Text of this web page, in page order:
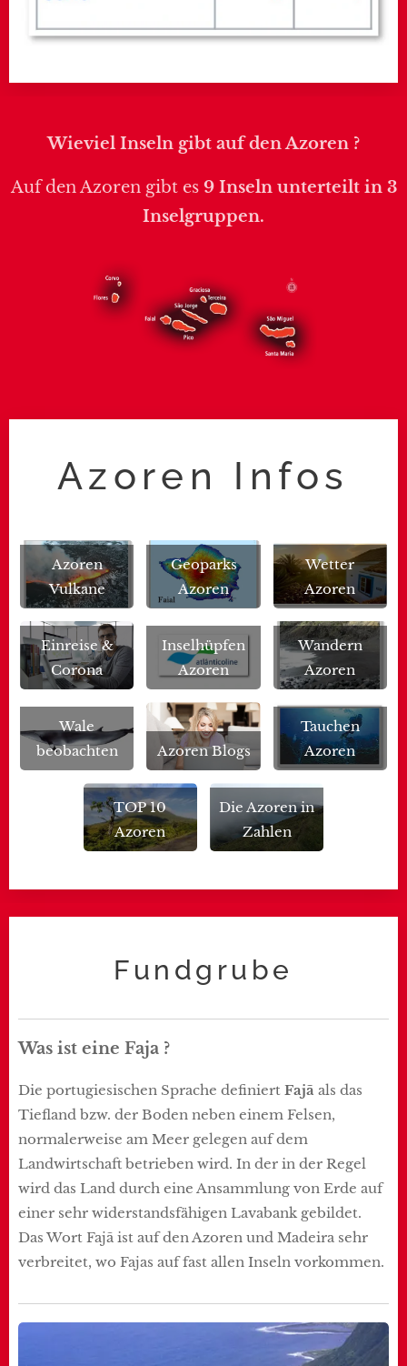
Wieviel Inseln gibt auf den Azoren ?
Auf den Azoren gibt es9 Inseln unterteilt in 3
Inselgruppen.
Azoren Infos
Azoren
Vulkane
Geoparks
Azoren
Wetter
Azoren
Einreise &
Corona
Inselhüpfen
Azoren
Wandern
Azoren
Wale
beobachten
Azoren Blogs
Tauchen
Azoren
TOP 10
Azoren
Die Azoren in
Zahlen
Fundgrube
Was ist eine Faja ?
Die portugiesischen Sprache definiert Fajã als das
Tiefland bzw. der Boden neben einem Felsen,
normalerweise am Meer gelegen auf dem
Landwirtschaft betrieben wird. In der in der Regel
wird das Land durch eine Ansammlung von Erde auf
einer sehr widerstandsfähigen Lavabank gebildet.
Das Wort Fajã ist auf den Azoren und Madeira sehr
verbreitet, wo Fajas auf fast allen Inseln vorkommen.